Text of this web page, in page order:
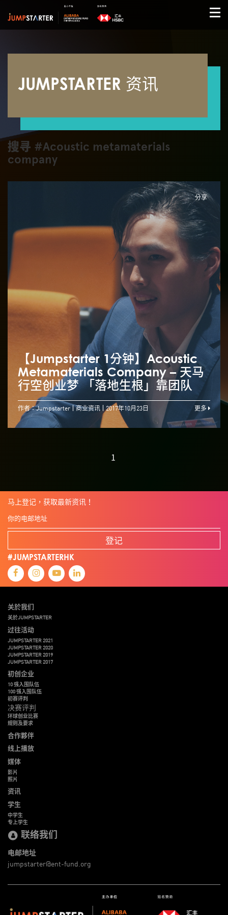
JUMPSTARTER 资讯
搜寻 #Acoustic metamaterials
company
分享
【Jumpstarter 1分钟】Acoustic
Metamaterials Company – 天马
行空创业梦 「落地生根」靠团队
作者：Jumpstarter 商业资讯 2017年10月23日 更多
1
马上登记，获取最新资讯！
登记
#JUMPSTARTERHK
关於我们
关於JUMPSTARTER
过往活动
JUMPSTARTER 2021
JUMPSTARTER 2020
JUMPSTARTER 2019
JUMPSTARTER 2017
初创企业
10 强入围队伍
100 强入围队伍
初赛评判
决赛评判
环球创业比赛
规则及要求
合作夥伴
线上播放
媒体
影片
照片
资讯
学生
中学生
专上学生
联络我们
电邮地址
jumpstarter@ent-fund.org